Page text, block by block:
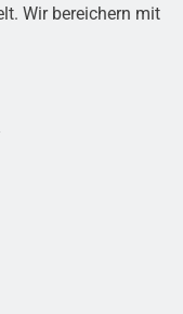
Wir bereichern mit